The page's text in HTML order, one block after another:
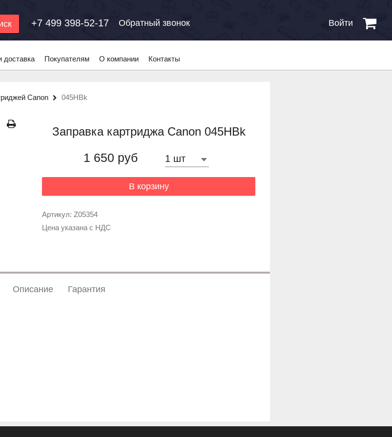
+7 499 398-52-17 Обратный звонок Войти
доставка Покупателям О компании Контакты
Canon 045HBk
Заправка картриджа Canon 045HBk
1 650 руб
В корзину
Артикул: Z05354
Цена указана с НДС
Описание Гарантия